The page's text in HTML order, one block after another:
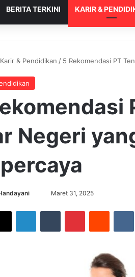
BERITA TERKINI KARIR &
Karir & Pendidikan / 5 Rekomendasi PT
Negeri
d
Maret 31, 2025